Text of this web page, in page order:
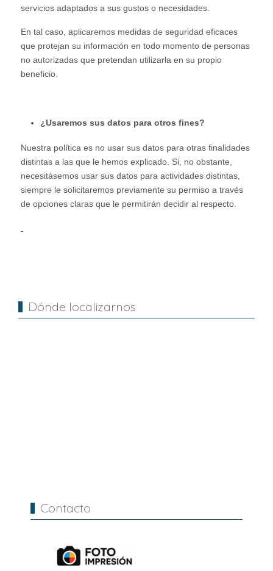
servicios adaptados a sus gustos o necesidades.
En tal caso, aplicaremos medidas de seguridad eficaces
que protejan su información en todo momento de personas
no autorizadas que pretendan utilizarla en su propio
beneficio.
¿Usaremos sus datos para otros fines?
Nuestra política es no usar sus datos para otras finalidades
distintas a las que le hemos explicado. Si, no obstante,
necesitásemos usar sus datos para actividades distintas,
siempre le solicitaremos previamente su permiso a través
de opciones claras que le permitirán decidir al respecto.
Dónde localizarnos
Contacto